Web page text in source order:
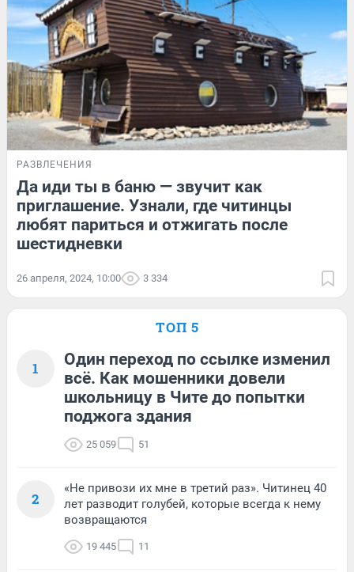
РАЗВЛЕЧЕНИЯ
Да иди ты в баню — звучит как
приглашение. Узнали, где читинцы
любят париться и отжигать после
шестидневки
26 апреля, 2024, 10:00 3 334
ТОП 5
1
Один переход по ссылке изменил
всё. Как мошенники довели
школьницу в Чите до попытки
поджога здания
25 059 51
2
«Не привози их мне в третий раз». Читинец 40
лет разводит голубей, которые всегда к нему
возвращаются
19 445 11